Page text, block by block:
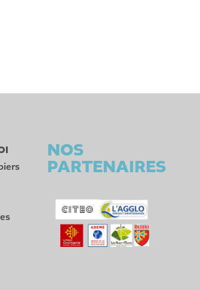
NOS
PARTENAIRES